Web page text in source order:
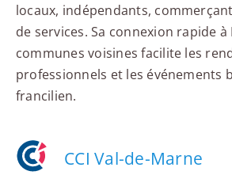
locaux, indépendants,
de services. Sa connexion rapide à
communes voisines facilite les
professionnels et les événements
francilien.
CCI Val-de-Marne